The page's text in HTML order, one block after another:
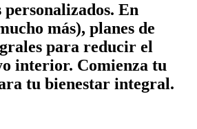
En
más), planes de
para reducir el
interior. Comienza tu
tu bienestar integral.